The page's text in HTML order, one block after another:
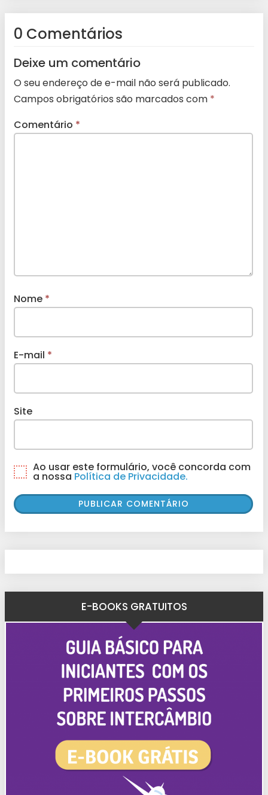
0 Comentários
Deixe um comentário
O seu endereço de e-mail não será publicado.
Campos obrigatórios são marcados com *
Comentário *
Nome *
E-mail *
Site
Ao usar este formulário, você concorda com
a nossa Política de Privacidade.
E-BOOKS GRATUITOS